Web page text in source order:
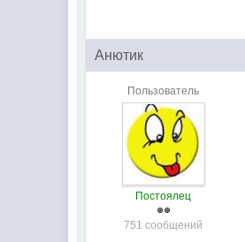
Анютик
Пользователь
Постоялец
751 сообщений